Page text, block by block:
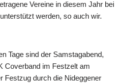
Vereine in diesem Jahr bei
werden, so auch wir.
Tage sind der Samstagabend,
Coverband im Festzelt am
Festzug durch die Nideggener